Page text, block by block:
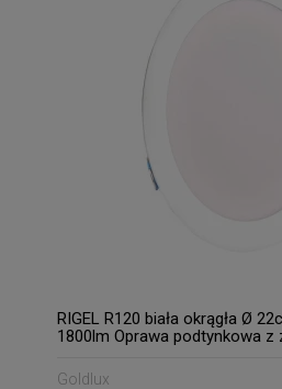
RIGEL R120 biała okrągła Ø
1800lm Oprawa podtynkowa z
Goldlux